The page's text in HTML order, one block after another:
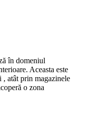
în domeniul
Aceasta este
, atât prin magazinele
o zona